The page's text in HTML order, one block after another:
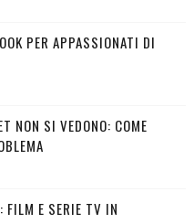
PER APPASSIONATI DI
NON SI VEDONO: COME
FILM E SERIE TV IN